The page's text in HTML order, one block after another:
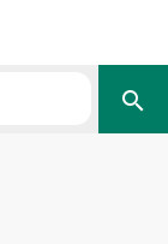
search